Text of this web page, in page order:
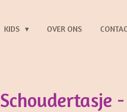
KIDS OVER ONS
Schoudertasje